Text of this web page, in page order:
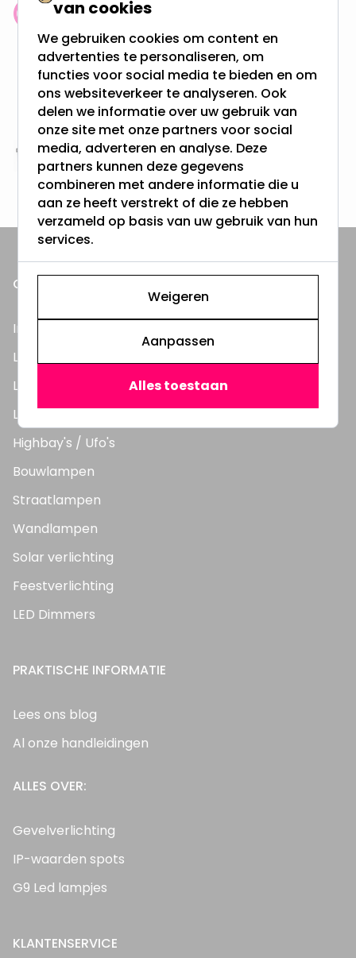
Klantenbeoordeling: 9.4/10
meer dan 100.000 klanten gingen u voor
Gratis verzending + snel geleverd
Vanaf EUR100,- naar NL & BE
& 100 dagen recht op retour
Altijd uit eigen voorraad
3000m2 - 60.000+ Producten
ONZE PRODUCTEN
Inbouwspots
LED Lampen
LED TL Buizen
LED Panelen
Highbay's / Ufo's
Bouwlampen
Straatlampen
Wandlampen
Solar verlichting
Feestverlichting
LED Dimmers
PRAKTISCHE INFORMATIE
Lees ons blog
Al onze handleidingen
ALLES OVER:
Gevelverlichting
IP-waarden spots
G9 Led lampjes
KLANTENSERVICE
van cookies
We gebruiken cookies om content en
advertenties te personaliseren, om
functies voor social media te bieden en om
ons websiteverkeer te analyseren. Ook
delen we informatie over uw gebruik van
onze site met onze partners voor social
media, adverteren en analyse. Deze
partners kunnen deze gegevens
combineren met andere informatie die u
aan ze heeft verstrekt of die ze hebben
verzameld op basis van uw gebruik van hun
services.
Weigeren
Aanpassen
Alles toestaan